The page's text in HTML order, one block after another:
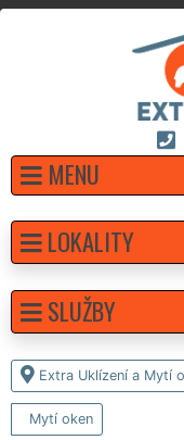
MENU
Extra Uklízení a Mytí
Mytí oken
LOKALITY
SLUŽBY